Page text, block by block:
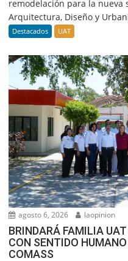
remodelación para la nueva
Arquitectura, Diseño y
Destacados UAT
agosto 6, 2026 laopinion
BRINDARÁ FAMILIA
CON SENTIDO
COMASS